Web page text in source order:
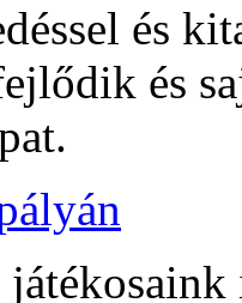
és
és